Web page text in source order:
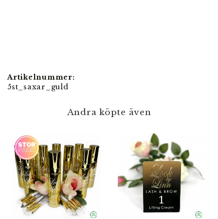
Artikelnummer:
5st_saxar_guld
Andra köpte även